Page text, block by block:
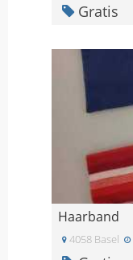
Gratis
Haarband
4058 Basel